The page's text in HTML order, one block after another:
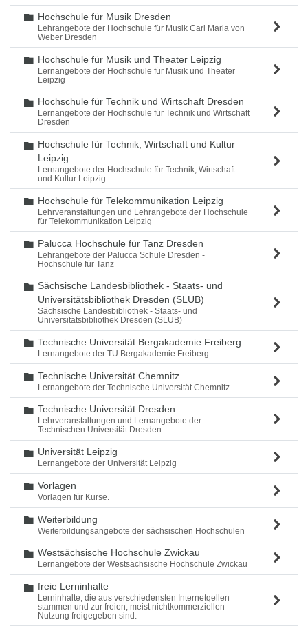
Ordner
Hochschule für Musik Dresden
Lehrangebote der Hochschule für Musik Carl Maria von
Weber Dresden
Ordner
Hochschule für Musik und Theater Leipzig
Lernangebote der Hochschule für Musik und Theater
Leipzig
Ordner
Hochschule für Technik und Wirtschaft Dresden
Lernangebote der Hochschule für Technik und Wirtschaft
Dresden
Ordner
Hochschule für Technik, Wirtschaft und Kultur
Leipzig
Lernangebote der Hochschule für Technik, Wirtschaft
und Kultur Leipzig
Ordner
Hochschule für Telekommunikation Leipzig
Lehrveranstaltungen und Lehrangebote der Hochschule
für Telekommunikation Leipzig
Ordner
Palucca Hochschule für Tanz Dresden
Lehrangebote der Palucca Schule Dresden -
Hochschule für Tanz
Ordner
Sächsische Landesbibliothek - Staats- und
Universitätsbibliothek Dresden (SLUB)
Sächsische Landesbibliothek - Staats- und
Universitätsbibliothek Dresden (SLUB)
Ordner
Technische Universität Bergakademie Freiberg
Lernangebote der TU Bergakademie Freiberg
Ordner
Technische Universität Chemnitz
Lernangebote der Technische Universität Chemnitz
Ordner
Technische Universität Dresden
Lehrveranstaltungen und Lernangebote der
Technischen Universität Dresden
Ordner
Universität Leipzig
Lernangebote der Universität Leipzig
Ordner
Vorlagen
Vorlagen für Kurse.
Ordner
Weiterbildung
Weiterbildungsangebote der sächsischen Hochschulen
Ordner
Westsächsische Hochschule Zwickau
Lernangebote der Westsächsische Hochschule Zwickau
Ordner
freie Lerninhalte
Lerninhalte, die aus verschiedensten Internetqellen
stammen und zur freien, meist nichtkommerziellen
Nutzung freigegeben sind.